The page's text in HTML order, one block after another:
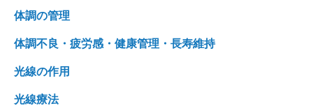
体調の管理
体調不良・疲労感・健康管理・長寿維持
光線の作用
光線療法